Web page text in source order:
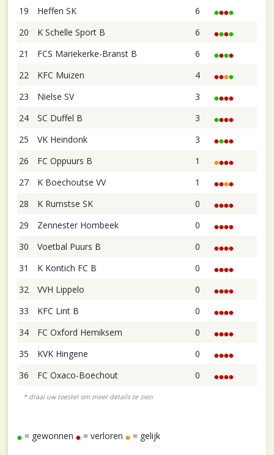
19 Heffen SK
6
20
K Schelle Sport B
6
21
FCS Mariekerke-Branst B
6
22
KFC Muizen
4
23
Nielse SV
3
24
SC Duffel B
3
25
VK Heindonk
3
26
FC Oppuurs B
1
27
K Boechoutse VV
1
28
K Rumstse SK
0
29
Zennester Hombeek
0
30
Voetbal Puurs B
0
31
K Kontich FC B
0
32
VVH Lippelo
0
33
KFC Lint B
0
34
FC Oxford Hemiksem
0
35
KVK Hingene
0
36
FC Oxaco-Boechout 0
= gewonnen = verloren = gelijk